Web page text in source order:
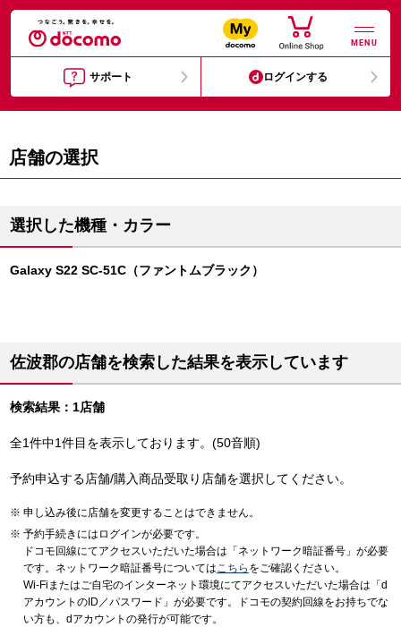
MENU
サポート ログインする
店舗の選択
選択した機種・カラー
Galaxy S22 SC-51C（ファントムブラック）
佐波郡の店舗を検索した結果を表示しています
検索結果：1店舗
全1件中1件目を表示しております。(50音順)
予約申込する店舗/購入商品受取り店舗を選択してください。
申し込み後に店舗を変更することはできません。
予約手続きにはログインが必要です。
ドコモ回線にてアクセスいただいた場合は「ネットワーク暗証番号」が必要
です。ネットワーク暗証番号についてはこちら をご確認ください。
Wi-Fiまたはご自宅のインターネット環境にてアクセスいただいた場合は「d
アカウントのID／パスワード」が必要です。ドコモの契約回線をお持ちでな
い方も、dアカウントの発行が可能です。